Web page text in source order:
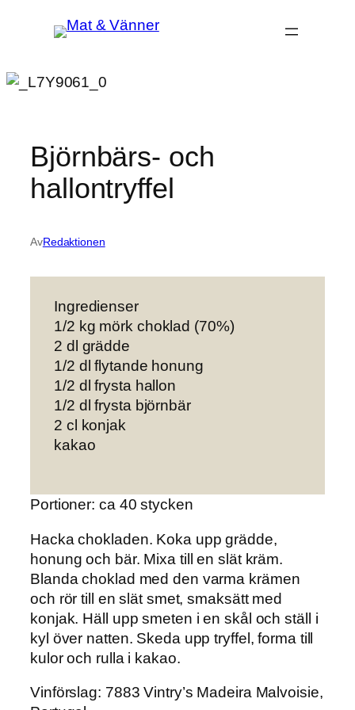
Björnbärs- och
hallontryffel
AvRedaktionen
Ingredienser
1/2 kg mörk choklad (70%)
2 dl grädde
1/2 dl flytande honung
1/2 dl frysta hallon
1/2 dl frysta björnbär
2 cl konjak
kakao
Portioner: ca 40 stycken
Hacka chokladen. Koka upp grädde,
honung och bär. Mixa till en slät kräm.
Blanda choklad med den varma krämen
och rör till en slät smet, smaksätt med
konjak. Häll upp smeten i en skål och ställ i
kyl över natten. Skeda upp tryffel, forma till
kulor och rulla i kakao.
Vinförslag: 7883 Vintry’s Madeira Malvoisie,